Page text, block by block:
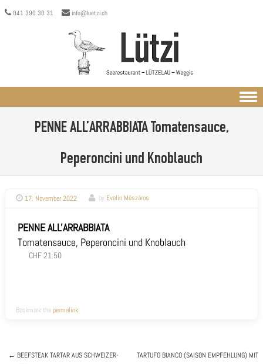
041 390 30 31 info@luetzi.ch
PENNE ALL’ARRABBIATA Tomatensauce,
Peperoncini und Knoblauch
17. November 2022 by Evelin Mészáros
PENNE ALL'ARRABBIATA
Tomatensauce, Peperoncini und Knoblauch
CHF 21.50
Bookmark thepermalink.
← BEEFSTEAK TARTARAUS SCHWEIZER-
TARTUFO BIANCO (SAISON EMPFEHLUNG) MIT